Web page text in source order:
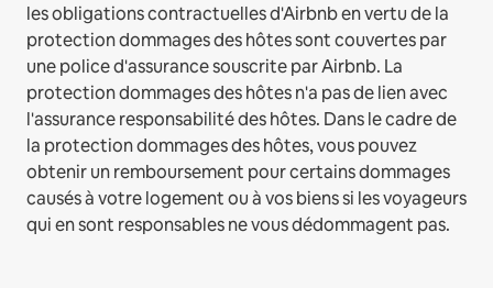
les obligations contractuelles d'Airbnb en vertu de la
protection dommages des hôtes sont couvertes par
une police d'assurance souscrite par Airbnb. La
protection dommages des hôtes n'a pas de lien avec
l'assurance responsabilité des hôtes. Dans le cadre de
la protection dommages des hôtes, vous pouvez
obtenir un remboursement pour certains dommages
causés à votre logement ou à vos biens si les voyageurs
qui en sont responsables ne vous dédommagent pas.